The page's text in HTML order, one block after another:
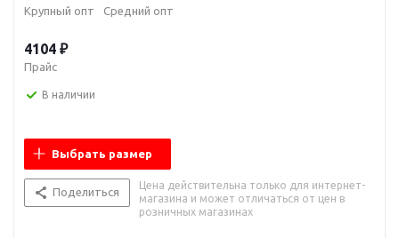
Крупный опт Средний опт
4104 ₽
Прайс
В наличии
Выбрать размер
Поделиться
Цена действительна только для интернет-
магазина и может отличаться от цен в
розничных магазинах